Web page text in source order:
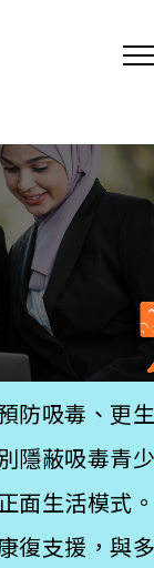
防吸毒、更
隱蔽吸毒青
面生活模式
復支援，與